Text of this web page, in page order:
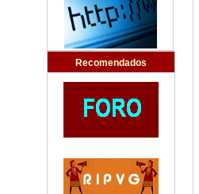
Recomendados